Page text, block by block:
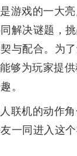
游戏的一大
解决谜题，
与配合。为
够为玩家提
。
联机的动作
一同进入这